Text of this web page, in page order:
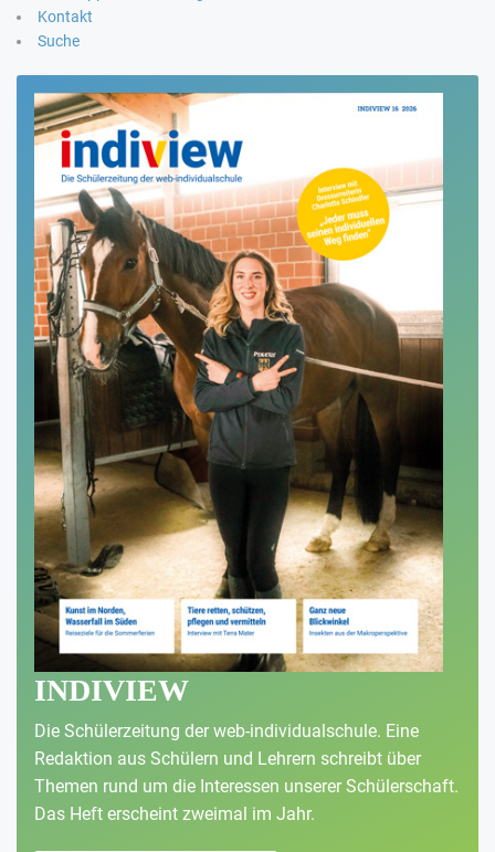
Kontakt
Suche
INDIVIEW
Die Schülerzeitung der web-individualschule. Eine
Redaktion aus Schülern und Lehrern schreibt über
Themen rund um die Interessen unserer Schülerschaft.
Das Heft erscheint zweimal im Jahr.